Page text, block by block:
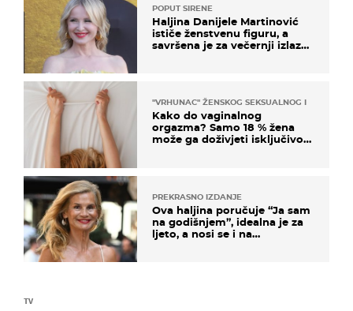
TV
POPUT SIRENE
Haljina Danijele Martinović
ističe ženstvenu figuru, a
savršena je za večernji izlazak
"VRHUNAC" ŽENSKOG SEKSUALNOG ISKUSTVA
Kako do vaginalnog
orgazma? Samo 18 % žena
može ga doživjeti isključivo
PREKRASNO IZDANJE
Ova haljina poručuje “Ja sam
na godišnjem”, idealna je za
ljeto, a nosi se i na